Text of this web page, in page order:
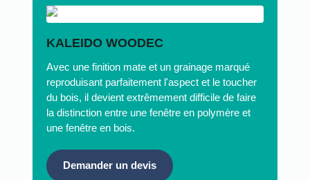
KALEIDO WOODEC
Avec une finition mate et un grainage marqué
reproduisant parfaitement l'aspect et le toucher
du bois, il devient extrêmement difficile de faire
la distinction entre une fenêtre en polymère et
une fenêtre en bois.
Demander un devis